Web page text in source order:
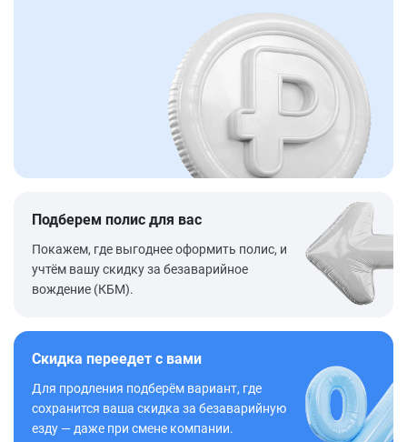
Подберем полис для вас
Покажем, где выгоднее оформить полис, и
учтём вашу скидку за безаварийное
вождение (КБМ).
Скидка переедет с вами
Для продления подберём вариант, где
сохранится ваша скидка за безаварийную
езду — даже при смене компании.